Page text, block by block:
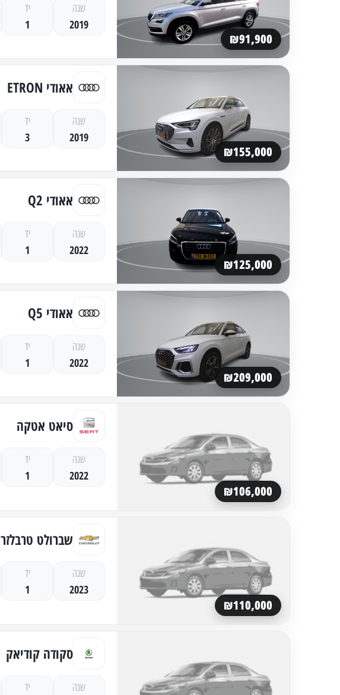
₪91,900
שנה
2019
יד
1
₪155,000
אאודי ETRON
שנה
2019
יד
3
₪125,000
אאודי Q2
שנה
2022
יד
1
₪209,000
אאודי Q5
שנה
2022
יד
1
₪106,000
סיאט אטקה
שנה
2022
יד
1
₪110,000
שברולט טרבלזר
שנה
2023
יד
1
סקודה קודיאק
שנה
יד